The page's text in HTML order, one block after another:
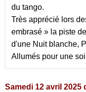
du tango.
Très apprécié lors
embrasé » la piste
d'une Nuit blanche,
Allumés pour une
Samedi 12 avril 2025